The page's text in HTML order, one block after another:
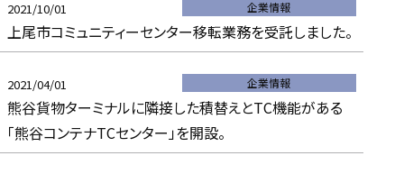
2021/10/01 企業情報
上尾市コミュニティーセンター移転業務を受託しました。
2021/04/01 企業情報
熊谷貨物ターミナルに隣接した積替えとTC機能がある
「熊谷コンテナTCセンター」を開設。